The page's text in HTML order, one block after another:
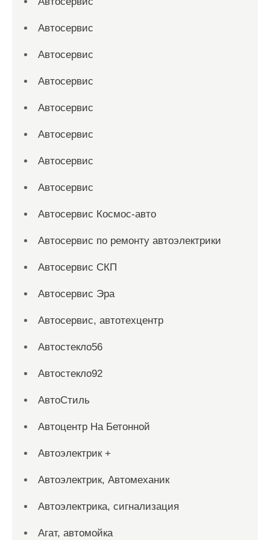
Автосервис
Автосервис
Автосервис
Автосервис
Автосервис
Автосервис
Автосервис
Автосервис Космос-авто
Автосервис по ремонту автоэлектрики
Автосервис СКП
Автосервис Эра
Автосервис, автотехцентр
Автостекло56
Автостекло92
АвтоСтиль
Автоцентр На Бетонной
Автоэлектрик +
Автоэлектрик, Автомеханик
Автоэлектрика, сигнализация
Агат, автомойка